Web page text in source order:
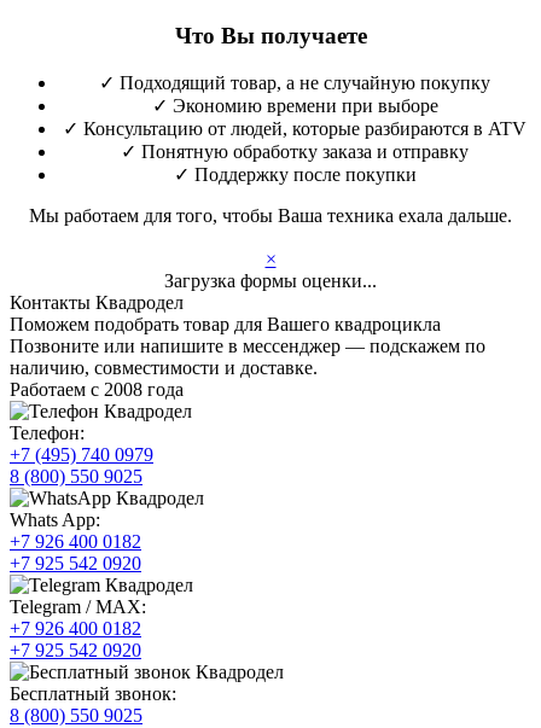
Что Вы получаете
✓ Подходящий товар, а не случайную покупку
✓ Экономию времени при выборе
✓ Консультацию от людей, которые разбираются в ATV
✓ Понятную обработку заказа и отправку
✓ Поддержку после покупки
Мы работаем для того, чтобы Ваша техника ехала дальше.
×
Загрузка формы оценки...
Контакты Квадродел
Поможем подобрать товар для Вашего квадроцикла
Позвоните или напишите в мессенджер — подскажем по
наличию, совместимости и доставке.
Работаем с 2008 года
Телефон:
+7 (495) 740 0979
8 (800) 550 9025
Whats App:
+7 926 400 0182
+7 925 542 0920
Telegram / MAX:
+7 926 400 0182
+7 925 542 0920
Бесплатный звонок:
8 (800) 550 9025